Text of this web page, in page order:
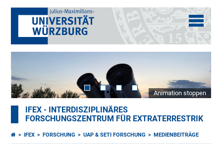
Animation stoppen
IFEX - INTERDISZIPLINÄRES
FORSCHUNGSZENTRUM FÜR EXTRATERRESTRIK
IFEX FORSCHUNG UAP & SETI FORSCHUNG MEDIENBEITRÄGE